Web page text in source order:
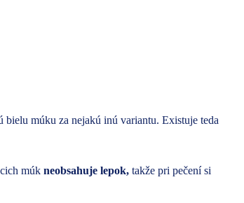
múku za nejakú inú variantu. Existuje teda
múk neobsahuje lepok, takže pri pečení si